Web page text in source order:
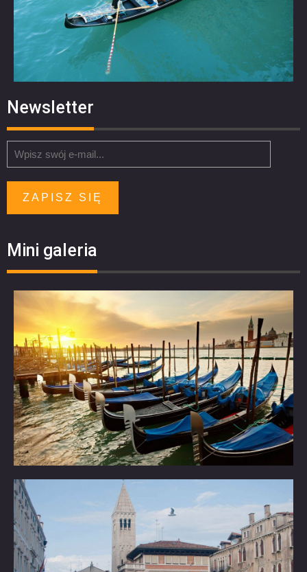
Newsletter
ZAPISZ SIĘ
Mini galeria